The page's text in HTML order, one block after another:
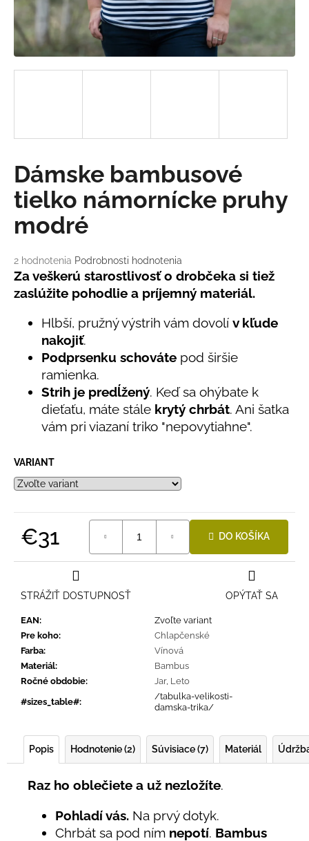
Priemerné
hodnotenie
produktu
je
hviezdičiek.
2 hodnotenia Podrobnosti hodnotenia
Dámske bambusové
tielko námornícke pruhy
modré
Za veškerú starostlivosť o drobčeka si tiež
zaslúžite pohodlie a príjemný materiál.
Hlbší, pružný výstrih vám dovolí v kľude
nakojiť.
Podprsenku schováte pod širšie
ramienka.
Strih je predĺžený. Keď sa ohýbate k
dieťaťu, máte stále krytý chrbát. Ani šatka
vám pri viazaní triko "nepovytiahne".
VARIANT
€31 DO KOŠÍKA
EAN:
Zvoľte variant
Pre koho:
Chlapčenské
Farba:
Vínová
Materiál:
Bambus
Ročné obdobie: Jar, Leto
#sizes_table#:
/tabulka-velikosti-
damska-trika/
OPÝTAŤ SA
STRÁŽIŤ DOSTUPNOSŤ
Popis Hodnotenie (2) Súvisiace (7) Materiál
Raz ho oblečiete a už nezložíte.
Pohladí vás. Na prvý dotyk.
Chrbát sa pod ním nepotí. Bambus
á
j
s
ť
O
d
o
r
ú
DETSKÁ
LETNÁ
ČIAPKA
30
SVETLO
MODRÁ